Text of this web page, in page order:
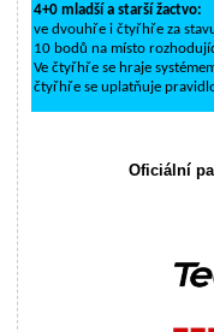
4+0 mladší a starší žactvo:
ve dvouhře i čtyřhře za
10 bodů na místo
Ve čtyřhře se hraje
čtyřhře se uplatňuje
Oficiální